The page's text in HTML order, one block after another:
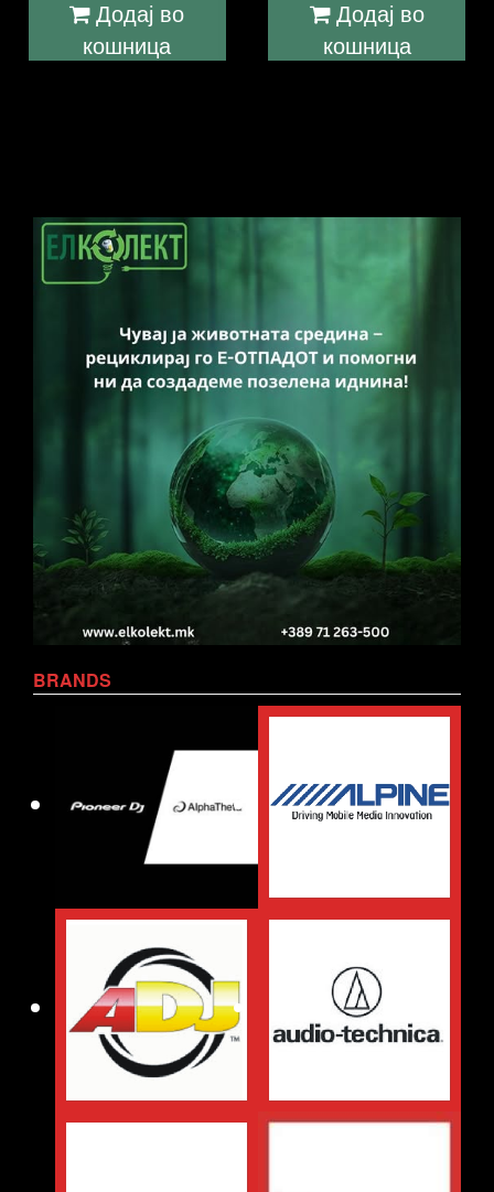
Додај во
кошница
Додај во
кошница
BRANDS